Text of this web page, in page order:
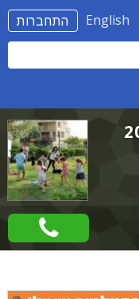
התחברות English
2019